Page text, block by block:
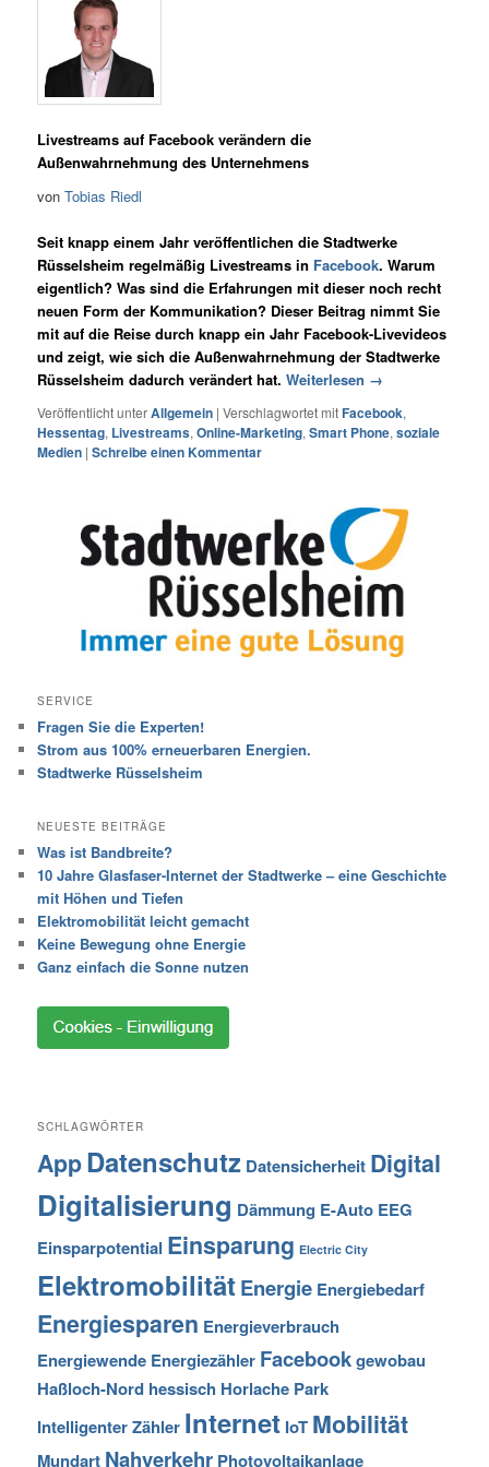
Livestreams auf Facebook verändern die
Außenwahrnehmung des Unternehmens
vonTobias Riedl
Seit knapp einem Jahr veröffentlichen die Stadtwerke
Rüsselsheim regelmäßig Livestreams in Facebook. Warum
eigentlich? Was sind die Erfahrungen mit dieser noch recht
neuen Form der Kommunikation? Dieser Beitrag nimmt Sie
mit auf die Reise durch knapp ein Jahr Facebook-Livevideos
und zeigt, wie sich die Außenwahrnehmung der Stadtwerke
Rüsselsheim dadurch verändert hat.Weiterlesen →
Veröffentlicht unterAllgemein |Verschlagwortet mitFacebook,
Hessentag, Livestreams,Online-Marketing,Smart Phone,soziale
Medien |Schreibe einen Kommentar
SERVICE
Fragen Sie die Experten!
Strom aus 100% erneuerbaren Energien.
Stadtwerke Rüsselsheim
NEUESTE BEITRÄGE
Was ist Bandbreite?
10 Jahre Glasfaser-Internet der Stadtwerke – eine Geschichte
mit Höhen und Tiefen
Elektromobilität leicht gemacht
Keine Bewegung ohne Energie
Ganz einfach die Sonne nutzen
SCHLAGWÖRTER
AppDatenschutz Datensicherheit Digital
Digitalisierung Dämmung E-Auto EEG
Einsparpotential Einsparung Electric City
ElektromobilitätEnergie Energiebedarf
Energiesparen Energieverbrauch
Energiewende Energiezähler Facebookgewobau
Haßloch-Nord hessisch Horlache Park
Intelligenter Zähler Internet IoT Mobilität
Mundart Nahverkehr Photovoltaikanlage